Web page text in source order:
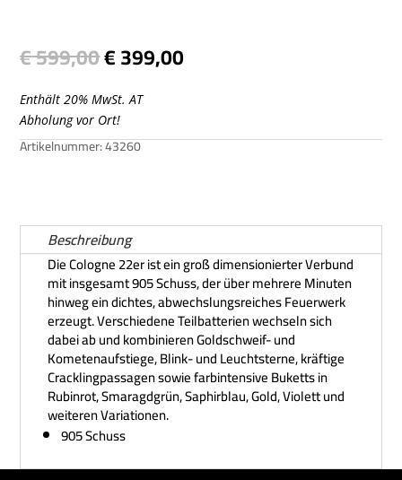
€599,00Ursprünglicher
Preis
war:
€ 599,00
€399,00
Enthält 20% MwSt. AT
Abholung vor Ort!
Artikelnummer:43260
Beschreibung
Die Cologne 22er ist ein groß dimensionierter Verbund
mit insgesamt 905 Schuss, der über mehrere Minuten
hinweg ein dichtes, abwechslungsreiches Feuerwerk
erzeugt. Verschiedene Teilbatterien wechseln sich
dabei ab und kombinieren Goldschweif- und
Kometenaufstiege, Blink- und Leuchtsterne, kräftige
Cracklingpassagen sowie farbintensive Buketts in
Rubinrot, Smaragdgrün, Saphirblau, Gold, Violett und
weiteren Variationen.
905 Schuss